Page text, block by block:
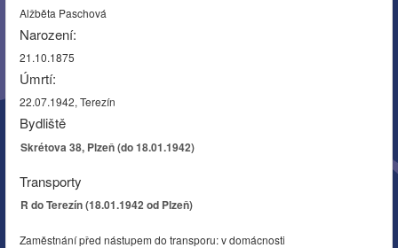
Alžběta Paschová
Narození:
21.10.1875
Úmrtí:
22.07.1942, Terezín
Bydliště
Skrétova 38, Plzeň (do 18.01.1942)
Transporty
R do Terezín (18.01.1942 od Plzeň)
Zaměstnání před nástupem do transporu: v domácnosti